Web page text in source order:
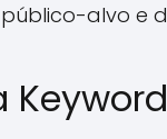
alvo e